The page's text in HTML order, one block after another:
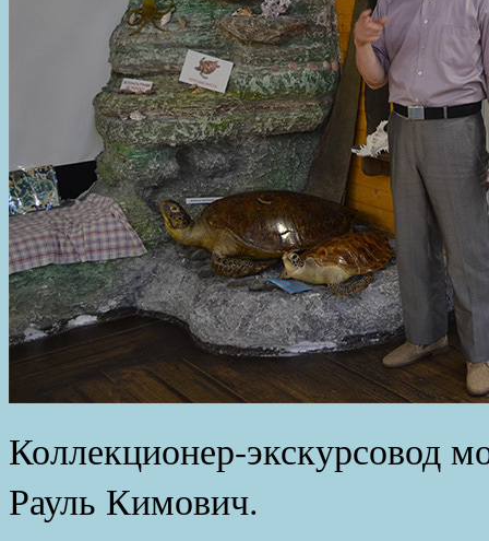
Коллекционер-экскурсовод
Рауль Кимович.